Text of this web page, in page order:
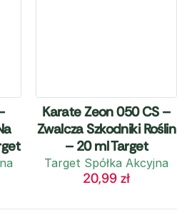
Karate Zeon 050 CS –
Zwalcza Szkodniki Roślin
– 20 ml Target
Target Spółka Akcyjna
20,99 zł